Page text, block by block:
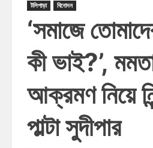
টলিপাড়া বিনোদন
‘সমাজে
কী ভাই?’,
আক্রমণ নিয়ে
পাল্টা সুদীপার